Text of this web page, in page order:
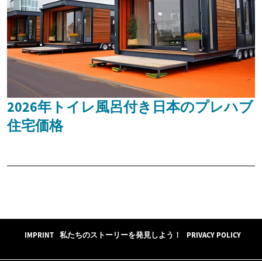
2026年トイレ風呂付き日本のプレハブ
住宅価格
IMPRINT 私たちのストーリーを発見しよう！ PRIVACY POLICY